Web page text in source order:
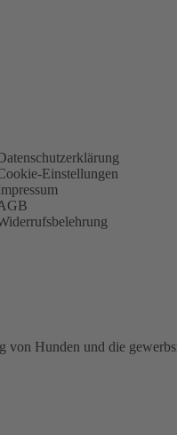
Einstellungen
von Hunden und die